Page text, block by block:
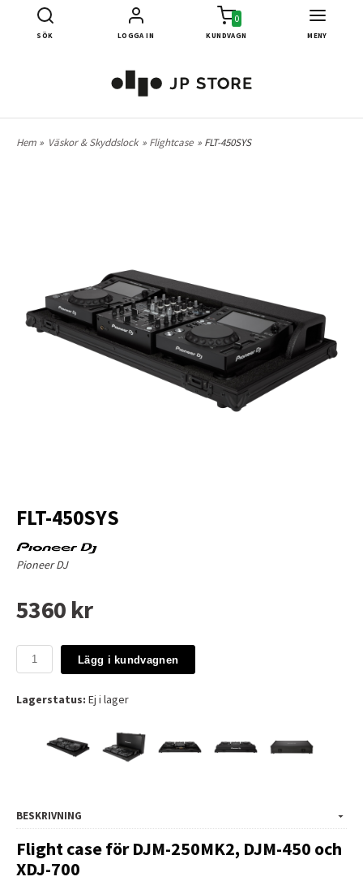
SÖK LOGGA IN
0
KUNDVAGN MENY
Hem » Väskor & Skyddslock » Flightcase » FLT-450SYS
FLT-450SYS
Pioneer DJ
5360 kr
Lägg i kundvagnen
Lagerstatus: Ej i lager
BESKRIVNING
Flight case för DJM-250MK2, DJM-450 och
XDJ-700